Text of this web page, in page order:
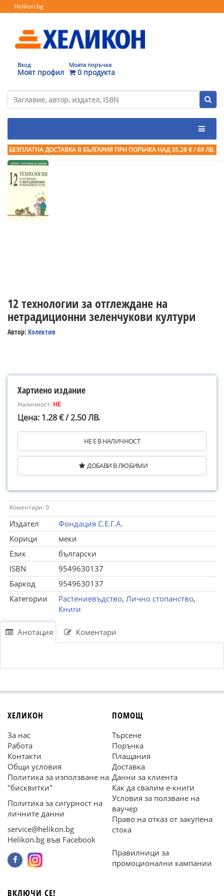
Helikon.bg
Вход
Моят профил
Моята поръчка
0 продукта
БЕЗПЛАТНА ДОСТАВКА В БЪЛГАРИЯ ПРИ ПОРЪЧКА НАД 35.28 € / 69 ЛВ.
12 технологии за отглеждане на
нетрадиционни зеленчукови култури
Автор: Колектив
Хартиено издание
Наличност: НЕ
Цена: 1.28 € / 2.50 ЛВ.
НЕ Е В НАЛИЧНОСТ
ДОБАВИ В ЛЮБИМИ
Коментари: 0
Издател
Фондация С.Е.Г.А.
Корици
меки
Език
български
ISBN
9549630137
Баркод
9549630137
Категории
Растениевъдство, Лично стопанство,
Книги
Анотация Коментари
ХЕЛИКОН
За нас
Работа
Контакти
Общи условия
Политика за използване на
"бисквитки"
Политика за сигурност на
личните данни
service@helikon.bg
Helikon.bg във Facebook
ПОМОЩ
Търсене
Поръчка
Плащания
Доставка
Данни за клиента
Как да свалим е-книги
Условия за ползване на
ваучер
Право на отказ от закупена
стока
Правилници за
промоционални кампании
ВКЛЮЧИ СЕ!